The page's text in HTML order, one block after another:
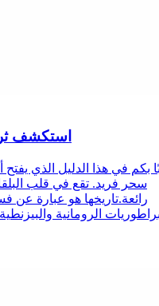
استكشف
بكم في هذا الدليل الذي
سحر فريد. تقع في قلب
رائعة.تاريخها هو عبارة
الرومانية